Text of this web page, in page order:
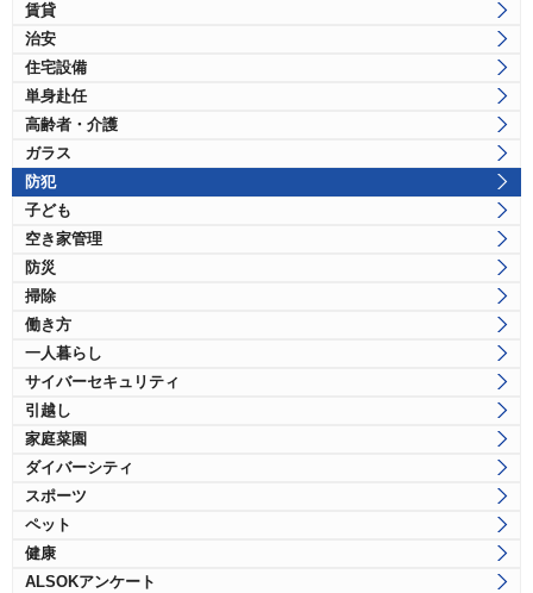
賃貸
治安
住宅設備
単身赴任
高齢者・介護
ガラス
防犯
子ども
空き家管理
防災
掃除
働き方
一人暮らし
サイバーセキュリティ
引越し
家庭菜園
ダイバーシティ
スポーツ
ペット
健康
ALSOKアンケート